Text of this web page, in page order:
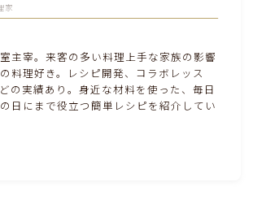
家
主宰。来客の多い料理上手な家族の影響
料理好き。レシピ開発、コラボレッス
の実績あり。身近な材料を使った、毎日
日にまで役立つ簡単レシピを紹介してい